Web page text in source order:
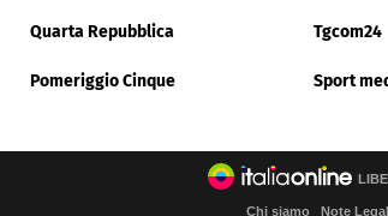
Quarta Repubblica Tgcom24
Pomeriggio Cinque Sport
Chi siamo Note